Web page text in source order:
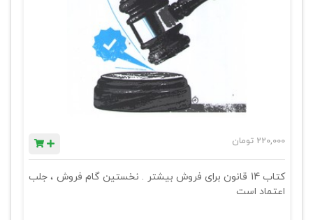
220,000 تومان
کتاب 14 قانون برای فروش بیشتر . نخستین گام فروش ، جلب
اعتماد است